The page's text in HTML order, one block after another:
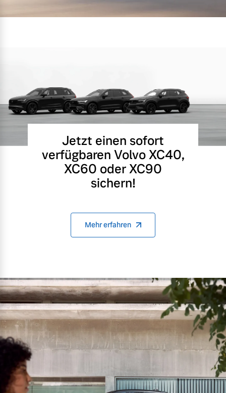
Jetzt einen sofort
verfügbaren Volvo XC40,
XC60 oder XC90
sichern!
Mehr erfahren